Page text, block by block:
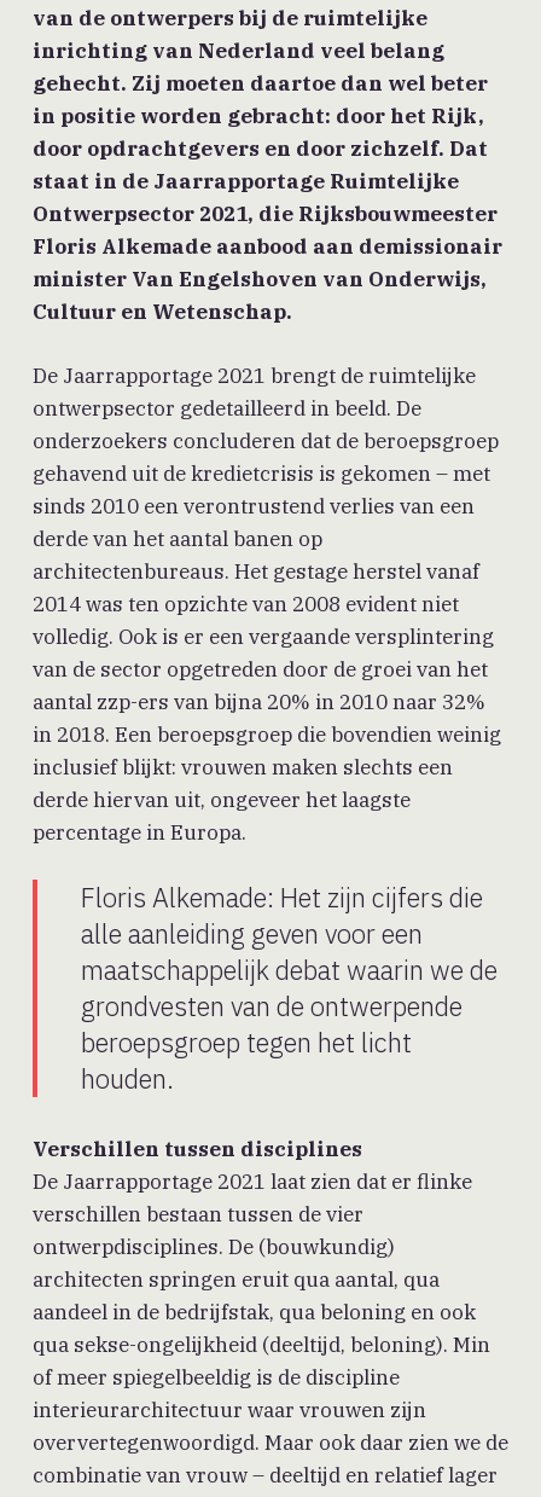
van de ontwerpers bij de ruimtelijke
inrichting van Nederland veel belang
gehecht. Zij moeten daartoe dan wel beter
in positie worden gebracht: door het Rijk,
door opdrachtgevers en door zichzelf. Dat
staat in de Jaarrapportage Ruimtelijke
Ontwerpsector 2021, die Rijksbouwmeester
Floris Alkemade aanbood aan demissionair
minister Van Engelshoven van Onderwijs,
Cultuur en Wetenschap.
De Jaarrapportage 2021 brengt de ruimtelijke
ontwerpsector gedetailleerd in beeld. De
onderzoekers concluderen dat de beroepsgroep
gehavend uit de kredietcrisis is gekomen – met
sinds 2010 een verontrustend verlies van een
derde van het aantal banen op
architectenbureaus. Het gestage herstel vanaf
2014 was ten opzichte van 2008 evident niet
volledig. Ook is er een vergaande versplintering
van de sector opgetreden door de groei van het
aantal zzp-ers van bijna 20% in 2010 naar 32%
in 2018. Een beroepsgroep die bovendien weinig
inclusief blijkt: vrouwen maken slechts een
derde hiervan uit, ongeveer het laagste
percentage in Europa.
Floris Alkemade: Het zijn cijfers die
alle aanleiding geven voor een
maatschappelijk debat waarin we de
grondvesten van de ontwerpende
beroepsgroep tegen het licht
houden.
Verschillen tussen disciplines
De Jaarrapportage 2021 laat zien dat er flinke
verschillen bestaan tussen de vier
ontwerpdisciplines. De (bouwkundig)
architecten springen eruit qua aantal, qua
aandeel in de bedrijfstak, qua beloning en ook
qua sekse-ongelijkheid (deeltijd, beloning). Min
of meer spiegelbeeldig is de discipline
interieurarchitectuur waar vrouwen zijn
oververtegenwoordigd. Maar ook daar zien we de
combinatie van vrouw – deeltijd en relatief lager